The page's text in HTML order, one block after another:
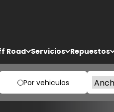
Road Servicios Repuestos
Por vehiculos
225